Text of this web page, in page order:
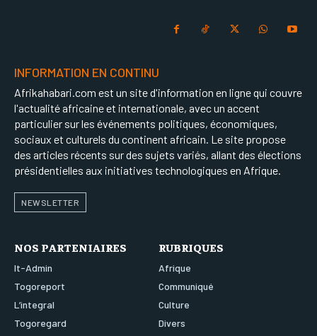
INFORMATION EN CONTINU
Afrikahabari.com est un site d'information en ligne qui couvre
l'actualité africaine et internationale, avec un accent
particulier sur les événements politiques, économiques,
sociaux et culturels du continent africain. Le site propose
des articles récents sur des sujets variés, allant des élections
présidentielles aux initiatives technologiques en Afrique.
NEWSLETTER
NOS PARTENIAIRES
It-Admin
Togoreport
L’integral
Togoregard
RUBRIQUES
Afrique
Communiqué
Culture
Divers